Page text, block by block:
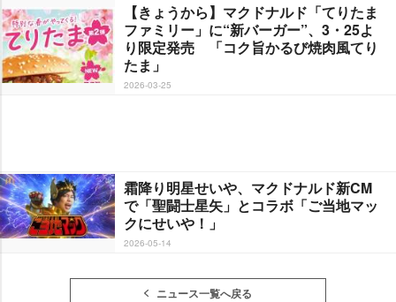
【きょうから】マクドナルド「てりたま
ファミリー」に“新バーガー”、3・25よ
り限定発売 「コク旨かるび焼肉風てり
たま」
2026-03-25
霜降り明星せいや、マクドナルド新CM
で「聖闘士星矢」とコラボ「ご当地マッ
クにせいや！」
2026-05-14
ニュース一覧へ戻る